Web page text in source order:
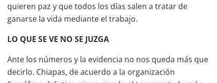
quieren paz y que todos los días salen a tratar de
ganarse la vida mediante el trabajo.
LO QUE SE VE NO SE JUZGA
Ante los números y la evidencia no nos queda más que
decirlo. Chiapas, de acuerdo a la organización